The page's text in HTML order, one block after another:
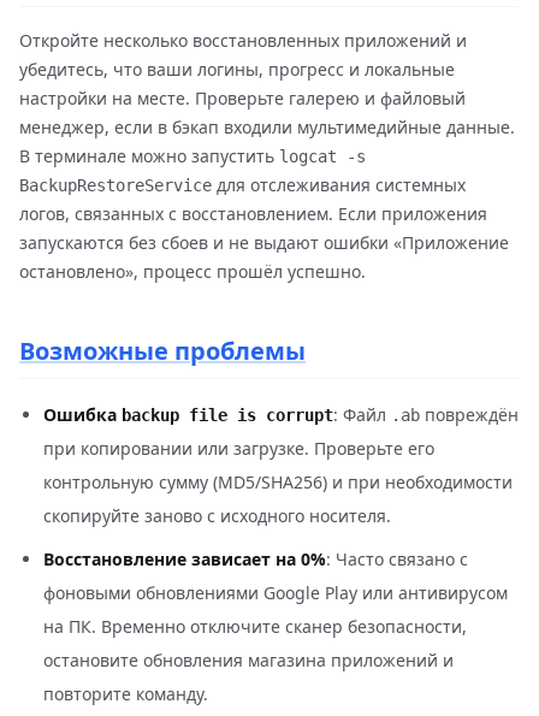
Откройте несколько восстановленных приложений и
убедитесь, что ваши логины, прогресс и локальные
настройки на месте. Проверьте галерею и файловый
менеджер, если в бэкап входили мультимедийные данные.
В терминале можно запустить logcat -s
BackupRestoreService для отслеживания системных
логов, связанных с восстановлением. Если приложения
запускаются без сбоев и не выдают ошибки «Приложение
остановлено», процесс прошёл успешно.
Возможные проблемы
Ошибка backup file is corrupt: Файл .ab повреждён
при копировании или загрузке. Проверьте его
контрольную сумму (MD5/SHA256) и при необходимости
скопируйте заново с исходного носителя.
Восстановление зависает на 0%: Часто связано с
фоновыми обновлениями Google Play или антивирусом
на ПК. Временно отключите сканер безопасности,
остановите обновления магазина приложений и
повторите команду.